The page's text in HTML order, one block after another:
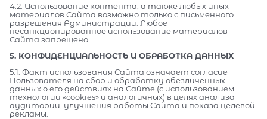
4.2. Использование контента, а также любых иных
материалов Сайта возможно только с письменного
разрешения Администрации. Любое
несанкционированное использование материалов
Сайта запрещено.
5. КОНФИДЕНЦИАЛЬНОСТЬ И ОБРАБОТКА ДАННЫХ
5.1. Факт использования Сайта означает согласие
Пользователя на сбор и обработку обезличенных
данных о его действиях на Сайте (с использованием
технологии «cookies» и аналогичных) в целях анализа
аудитории, улучшения работы Сайта и показа целевой
рекламы.